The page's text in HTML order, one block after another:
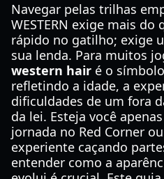
Navegar pelas trilhas
WESTERN exige mais
rápido no gatilho; exige
sua lenda. Para muitos
western hair é o
refletindo a idade, a
dificuldades de um fora
da lei. Esteja você
jornada no Red Corner
experiente caçando
entender como a